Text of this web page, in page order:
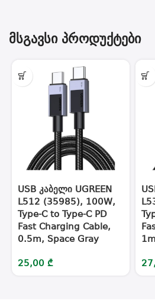
მსგავსი პროდუქტები
USB კაბელი UGREEN
L512 (35985), 100W,
Type-C to Type-C PD
Fast Charging Cable,
0.5m, Space Gray
25,00 ₾